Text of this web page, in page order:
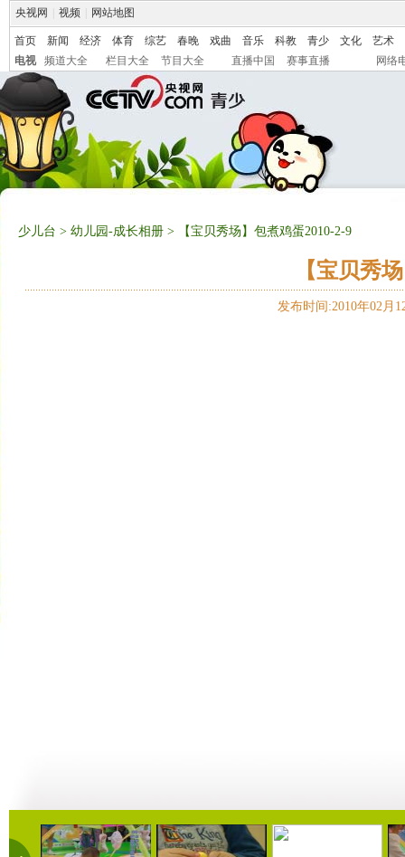
央视网 视频 网站地图
首页 新闻 经济 体育 综艺 春晚 戏曲 音乐 科教 青少 文化
艺术
电视
频道大全 栏目大全 节目大全 直播中国 赛事直播 网络
少儿台 > 幼儿园-成长相册 > 【宝贝秀场】包煮鸡蛋2010-2-9
【宝贝秀
发布时间:2010年02月
08:21 04:17 07:12